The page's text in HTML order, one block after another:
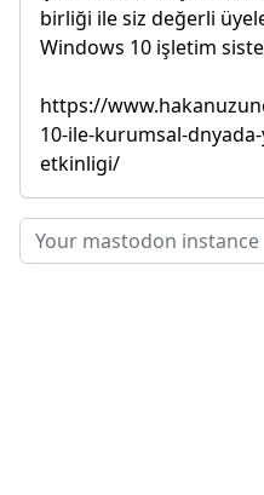
birliği ile siz değerli
Windows 10 işletim
https://
10-ile-kurumsal-
etkinligi/